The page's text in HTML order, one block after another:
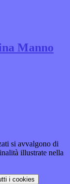
Manno
si avvalgono di
illustrate nella
i cookies